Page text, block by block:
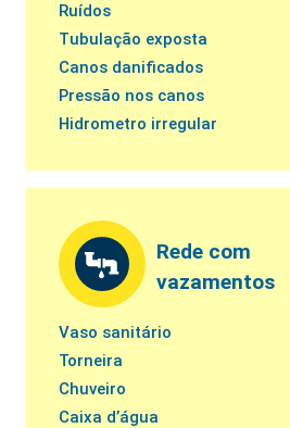
Ruídos
Tubulação exposta
Canos danificados
Pressão nos canos
Hidrometro irregular
Rede com
vazamentos
Vaso sanitário
Torneira
Chuveiro
Caixa d’água